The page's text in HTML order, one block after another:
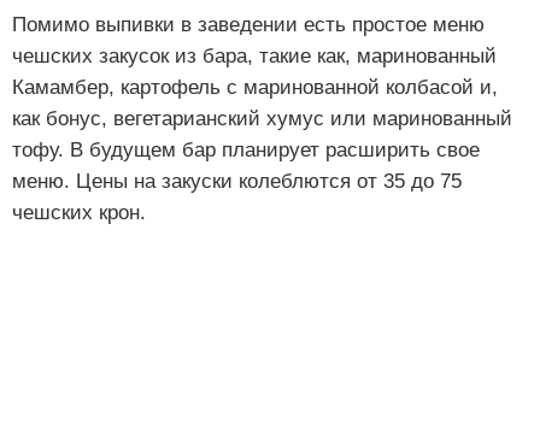
Помимо выпивки в заведении есть простое меню
чешских закусок из бара, такие как, маринованный
Камамбер, картофель с маринованной колбасой и,
как бонус, вегетарианский хумус или маринованный
тофу. В будущем бар планирует расширить свое
меню. Цены на закуски колеблются от 35 до 75
чешских крон.